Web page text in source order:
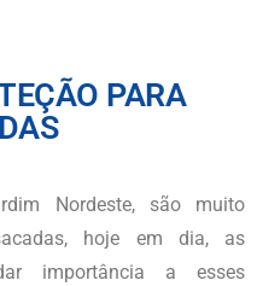
PARA
Nordeste, são muito
hoje em dia, as
importância a esses